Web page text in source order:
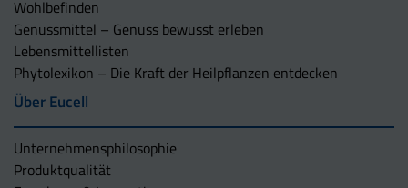
Wohlbefinden
Genussmittel – Genuss bewusst erleben
Lebensmittellisten
Phytolexikon – Die Kraft der Heilpflanzen entdecken
Über Eucell
Unternehmens­philosophie
Produktqualität